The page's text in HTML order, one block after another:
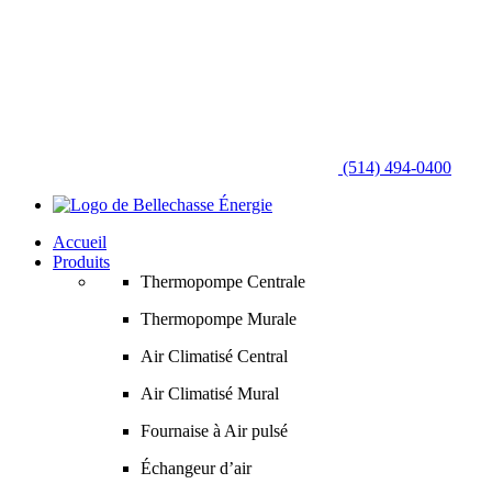
(514) 494-0400
Accueil
Produits
Thermopompe Centrale
Thermopompe Murale
Air Climatisé Central
Air Climatisé Mural
Fournaise à Air pulsé
Échangeur d’air